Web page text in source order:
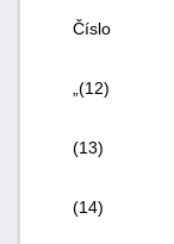
Číslo
„(12)
(13)
(14)